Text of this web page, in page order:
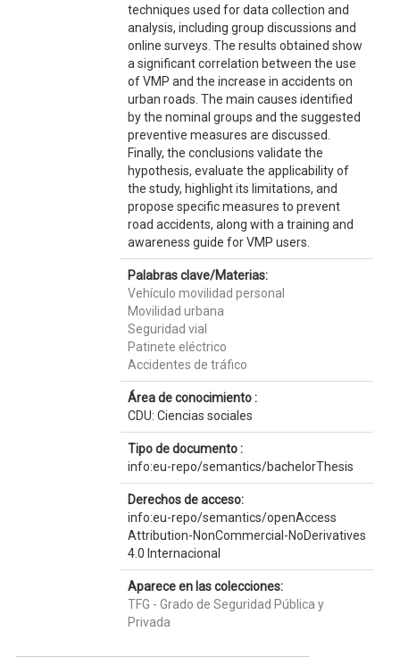
techniques used for data collection and
analysis, including group discussions and
online surveys. The results obtained show
a significant correlation between the use
of VMP and the increase in accidents on
urban roads. The main causes identified
by the nominal groups and the suggested
preventive measures are discussed.
Finally, the conclusions validate the
hypothesis, evaluate the applicability of
the study, highlight its limitations, and
propose specific measures to prevent
road accidents, along with a training and
awareness guide for VMP users.
Palabras clave/Materias:
Vehículo movilidad personal
Movilidad urbana
Seguridad vial
Patinete eléctrico
Accidentes de tráfico
Área de conocimiento :
CDU: Ciencias sociales
Tipo de documento :
info:eu-repo/semantics/bachelorThesis
Derechos de acceso:
info:eu-repo/semantics/openAccess
Attribution-NonCommercial-NoDerivatives
4.0 Internacional
Aparece en las colecciones:
TFG - Grado de Seguridad Pública y
Privada